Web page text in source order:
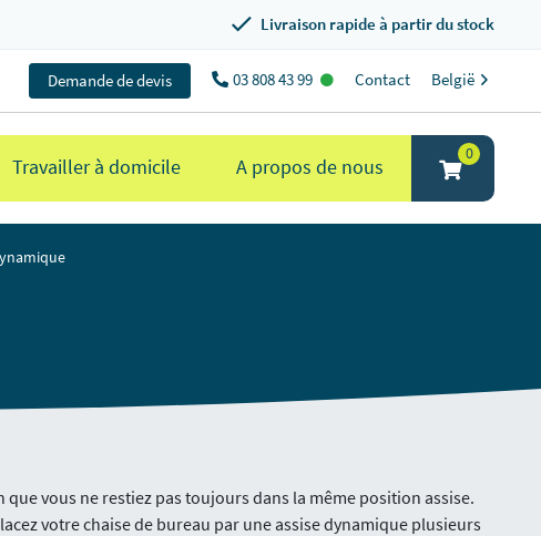
Livraison rapide à partir du stock
Demande de devis 03 808 43 99 Contact België
Travailler à domicile A propos de nous
0
vous ne restiez pas toujours dans la même position assise.
votre chaise de bureau par une assise dynamique plusieurs